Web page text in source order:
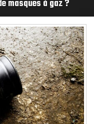
masques à gaz ?